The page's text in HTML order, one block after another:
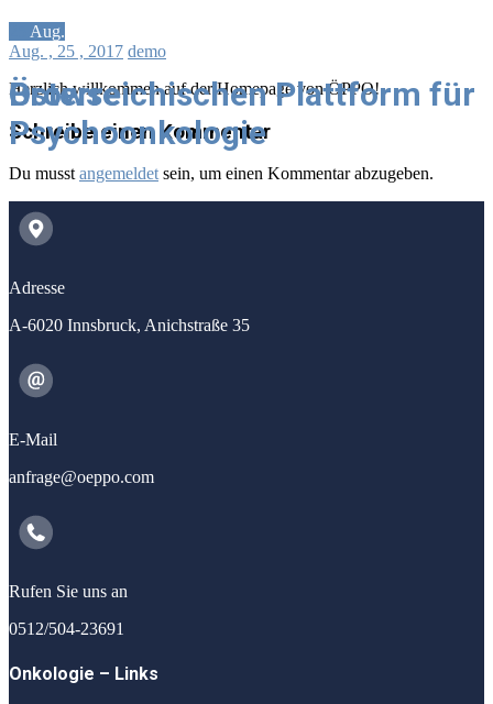
Österreichischen Plattform für
Psychoonkologie
Browse
Aug.
Aug. , 25 , 2017 demo
Herzlich willkommen auf der Homepage von ÖPPO!
Beitragsnavigation
Schreibe einen Kommentar
Du musstangemeldetsein, um einen Kommentar abzugeben.
Adresse
A-6020 Innsbruck, Anichstraße 35
E-Mail
anfrage@oeppo.com
Rufen Sie uns an
0512/504-23691
Onkologie – Links